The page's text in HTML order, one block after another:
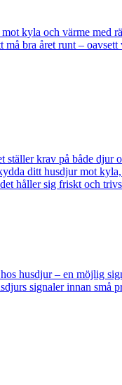
kyla och värme med
bra året runt – oavsett
ställer krav på både djur
ditt husdjur mot
håller sig friskt och
husdjur – en möjlig
signaler innan små